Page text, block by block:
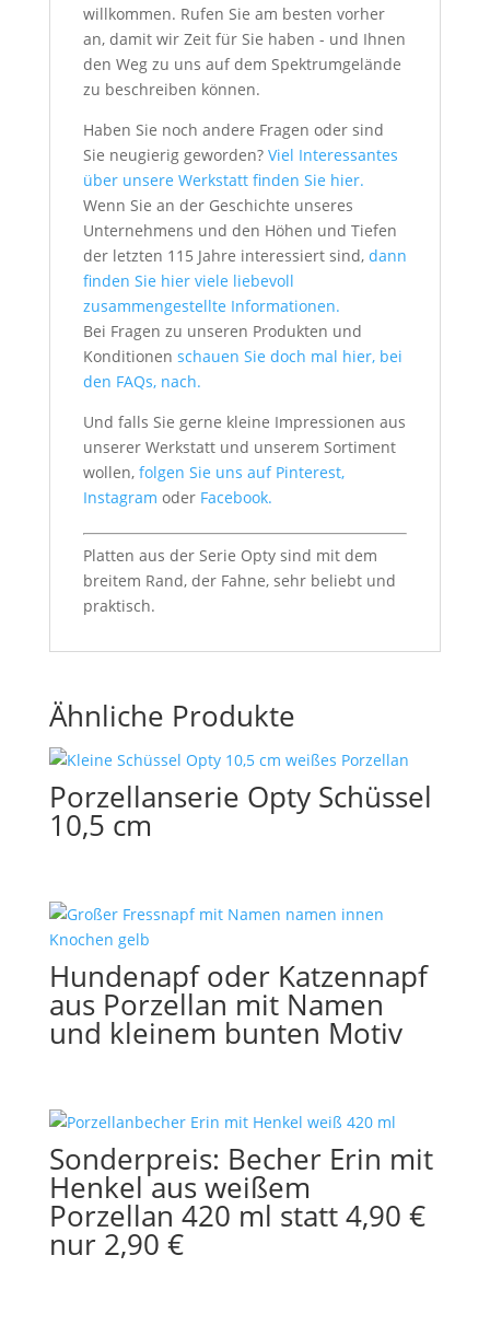
willkommen. Rufen Sie am besten vorher
an, damit wir Zeit für Sie haben - und Ihnen
den Weg zu uns auf dem Spektrumgelände
zu beschreiben können.
Haben Sie noch andere Fragen oder sind
Sie neugierig geworden?Viel Interessantes
über unsere Werkstatt finden Sie hier.
Wenn Sie an der Geschichte unseres
Unternehmens und den Höhen und Tiefen
der letzten 115 Jahre interessiert sind, dann
finden Sie hier viele liebevoll
zusammengestellte Informationen.
Bei Fragen zu unseren Produkten und
Konditionen schauen Sie doch mal hier, bei
den FAQs, nach.
Und falls Sie gerne kleine Impressionen aus
unserer Werkstatt und unserem Sortiment
wollen,folgen Sie uns auf Pinterest,
Instagram oder Facebook.
Platten aus der Serie Opty sind mit dem
breitem Rand, der Fahne, sehr beliebt und
praktisch.
Ähnliche Produkte
Porzellanserie Opty Schüssel
10,5 cm
Hundenapf oder Katzennapf
aus Porzellan mit Namen
und kleinem bunten Motiv
Sonderpreis: Becher Erin mit
Henkel aus weißem
Porzellan 420 ml statt 4,90 €
nur 2,90 €